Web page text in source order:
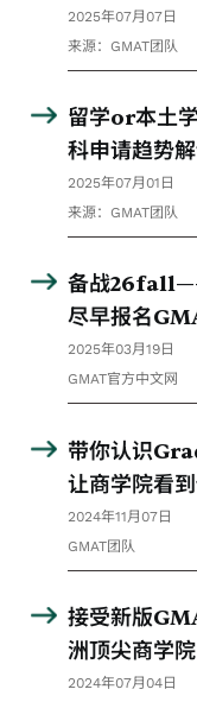
2025年07月07日
来源：GMAT团队
留学or本土
科申请趋势
2025年07月01日
来源：GMAT团队
备战
尽早报名
2025年03月19日
GMAT官方中文网
带你认识
让商学院看
2024年11月07日
GMAT团队
接受新版
洲顶尖商学院
2024年07月04日